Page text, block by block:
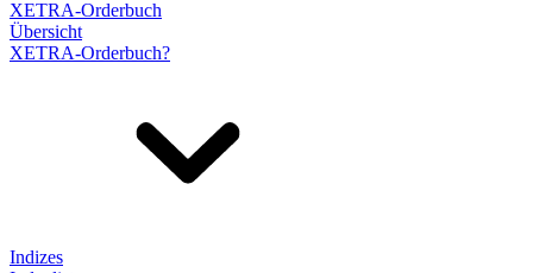
XETRA-Orderbuch
Übersicht
XETRA-Orderbuch?
Indizes